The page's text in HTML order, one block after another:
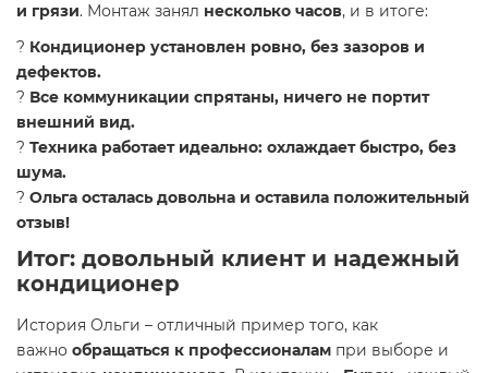
и грязи. Монтаж занял несколько часов, и в итоге:
? Кондиционер установлен ровно, без зазоров и
дефектов.
? Все коммуникации спрятаны, ничего не портит
внешний вид.
? Техника работает идеально: охлаждает быстро, без
шума.
? Ольга осталась довольна и оставила положительный
отзыв!
Итог: довольный клиент и надежный
кондиционер
История Ольги – отличный пример того, как
важно обращаться к профессионалам при выборе и